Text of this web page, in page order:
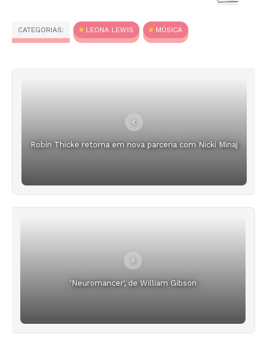
CATEGORIAS: LEONA LEWIS MÚSICA
Robin Thicke retorna em nova parceria com Nicki Minaj
'Neuromancer', de William Gibson